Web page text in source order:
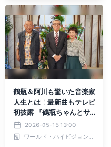
鶴瓶＆阿川も驚いた音楽家
人生とは！最新曲もテレビ
初披露 『鶴瓶ちゃんとサ
ワコちゃん～昭和の大先輩
とおかしな２人～』第66
回ゲスト：村井邦彦 5月18
2026-05-15 13:00
ワールド・ハイビジョン・チャンネル株式会社